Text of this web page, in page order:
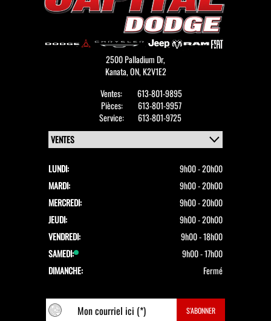
2500 Palladium Dr,
Kanata,ON, K2V1E2
Ventes:
613-801-9895
Pièces:
613-801-9957
Service:
613-801-9725
LUNDI:
9h00 - 20h00
MARDI:
9h00 - 20h00
MERCREDI:
9h00 - 20h00
JEUDI:
9h00 - 20h00
VENDREDI:
9h00 - 18h00
SAMEDI:
9h00 - 17h00
DIMANCHE:
Fermé